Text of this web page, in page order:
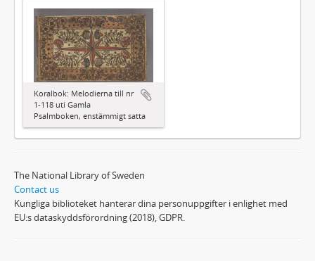
Koralbok: Melodierna till nr
1-118 uti Gamla
Psalmboken, enstämmigt satta
The National Library of Sweden
Contact us
Kungliga biblioteket hanterar dina personuppgifter i enlighet med
EU:s dataskyddsförordning (2018), GDPR.